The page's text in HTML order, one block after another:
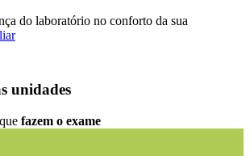
do laboratório no conforto da sua
unidades
fazem o exame